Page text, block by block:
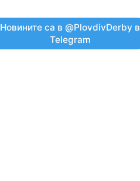
Новините са в @PlovdivDerby в
Telegram